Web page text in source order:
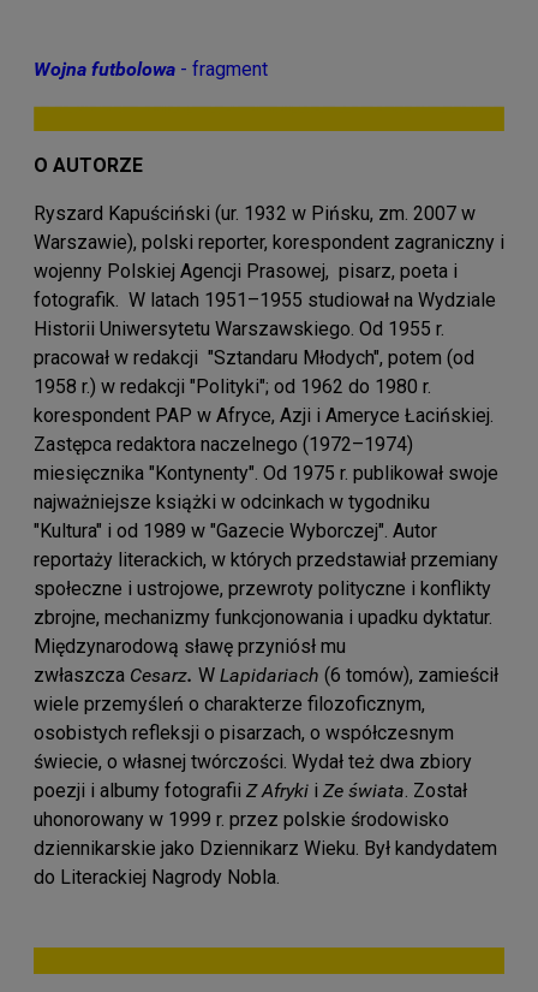
Wojna futbolowa - fragment
O AUTORZE
Ryszard Kapuściński (ur. 1932 w Pińsku, zm. 2007 w
Warszawie), polski reporter, korespondent zagraniczny i
wojenny Polskiej Agencji Prasowej, pisarz, poeta i
fotografik. W latach 1951–1955 studiował na Wydziale
Historii Uniwersytetu Warszawskiego. Od 1955 r.
pracował w redakcji "Sztandaru Młodych", potem (od
1958 r.) w redakcji "Polityki"; od 1962 do 1980 r.
korespondent PAP w Afryce, Azji i Ameryce Łacińskiej.
Zastępca redaktora naczelnego (1972–1974)
miesięcznika "Kontynenty". Od 1975 r. publikował swoje
najważniejsze książki w odcinkach w tygodniku
"Kultura" i od 1989 w "Gazecie Wyborczej". Autor
reportaży literackich, w których przedstawiał przemiany
społeczne i ustrojowe, przewroty polityczne i konflikty
zbrojne, mechanizmy funkcjonowania i upadku dyktatur.
Międzynarodową sławę przyniósł mu
zwłaszcza Cesarz. W Lapidariach (6 tomów), zamieścił
wiele przemyśleń o charakterze filozoficznym,
osobistych refleksji o pisarzach, o współczesnym
świecie, o własnej twórczości. Wydał też dwa zbiory
poezji i albumy fotografii Z Afryki i Ze świata . Został
uhonorowany w 1999 r. przez polskie środowisko
dziennikarskie jako Dziennikarz Wieku. Był kandydatem
do Literackiej Nagrody Nobla.